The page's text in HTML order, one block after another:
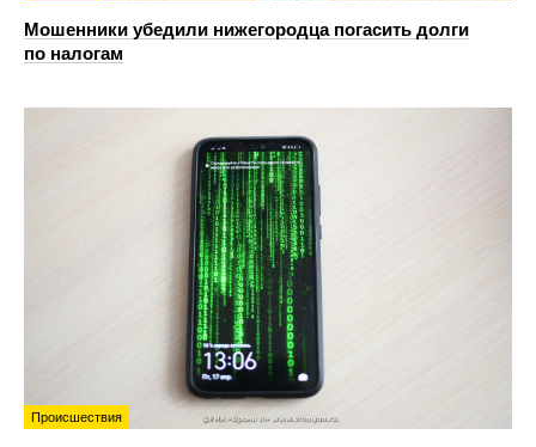
Мошенники убедили нижегородца погасить долги
по налогам
Происшествия